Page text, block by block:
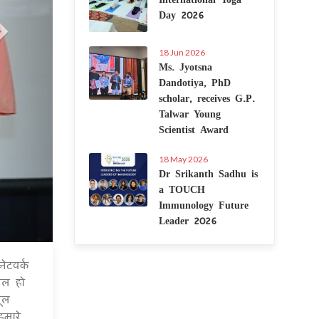
Jul 2020
हो
Day 2026
18 Jun 2026
Ms. Jyotsna
Dandotiya, PhD
scholar, receives G.P.
Talwar Young
Scientist Award
18 May 2026
Dr Srikanth Sadhu is
a TOUCH
Immunology Future
Leader 2026